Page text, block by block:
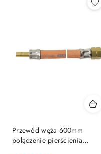
Przewód węża 600mm
połączenie pierścienia